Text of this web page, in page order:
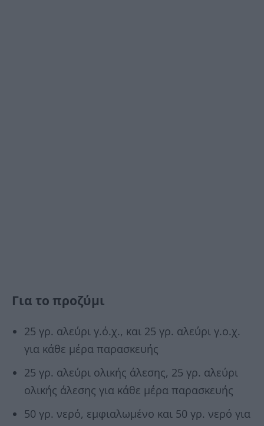
Για το προζύμι
25 γρ. αλεύρι γ.ό.χ., και 25 γρ. αλεύρι γ.ο.χ.
για κάθε μέρα παρασκευής
25 γρ. αλεύρι ολικής άλεσης, 25 γρ. αλεύρι
ολικής άλεσης για κάθε μέρα παρασκευής
50 γρ. νερό, εμφιαλωμένο και 50 γρ. νερό για